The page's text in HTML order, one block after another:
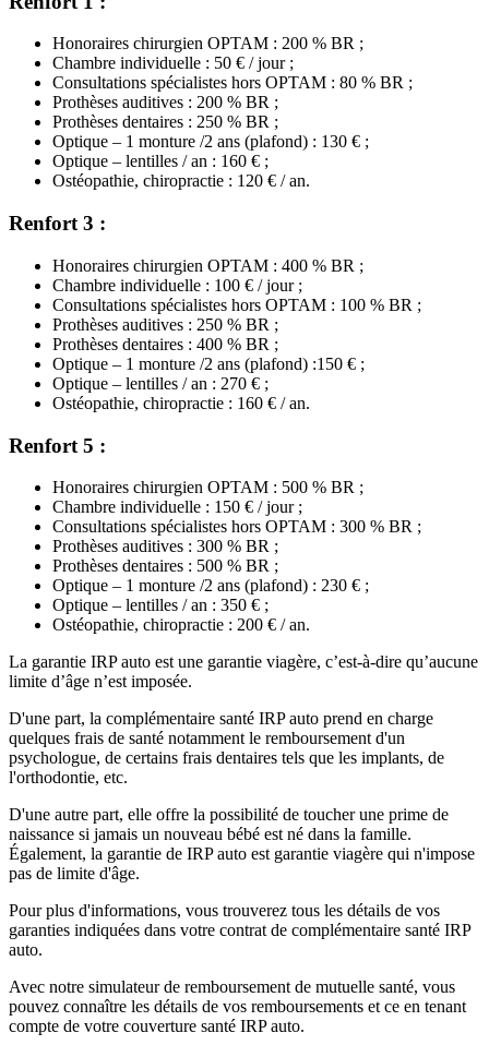
Honoraires chirurgien OPTAM : 200 % BR ;
Chambre individuelle : 50 € / jour ;
Consultations spécialistes hors OPTAM : 80 % BR ;
Prothèses auditives : 200 % BR ;
Prothèses dentaires : 250 % BR ;
Optique – 1 monture /2 ans (plafond) : 130 € ;
Optique – lentilles / an : 160 € ;
Ostéopathie, chiropractie : 120 € / an.
Renfort 3 :
Honoraires chirurgien OPTAM : 400 % BR ;
Chambre individuelle : 100 € / jour ;
Consultations spécialistes hors OPTAM : 100 % BR ;
Prothèses auditives : 250 % BR ;
Prothèses dentaires : 400 % BR ;
Optique – 1 monture /2 ans (plafond) :150 € ;
Optique – lentilles / an : 270 € ;
Ostéopathie, chiropractie : 160 € / an.
Renfort 5 :
Honoraires chirurgien OPTAM : 500 % BR ;
Chambre individuelle : 150 € / jour ;
Consultations spécialistes hors OPTAM : 300 % BR ;
Prothèses auditives : 300 % BR ;
Prothèses dentaires : 500 % BR ;
Optique – 1 monture /2 ans (plafond) : 230 € ;
Optique – lentilles / an : 350 € ;
Ostéopathie, chiropractie : 200 € / an.
La garantie IRP auto est une garantie viagère, c’est-à-dire qu’aucune
limite d’âge n’est imposée.
D'une part, la complémentaire santé IRP auto prend en charge
quelques frais de santé notamment le remboursement d'un
psychologue, de certains frais dentaires tels que les implants, de
l'orthodontie, etc.
D'une autre part, elle offre la possibilité de toucher une prime de
naissance si jamais un nouveau bébé est né dans la famille.
Également, la garantie de IRP auto est garantie viagère qui n'impose
pas de limite d'âge.
Pour plus d'informations, vous trouverez tous les détails de vos
garanties indiquées dans votre contrat de complémentaire santé IRP
auto.
Avec notre simulateur de remboursement de mutuelle santé, vous
pouvez connaître les détails de vos remboursements et ce en tenant
compte de votre couverture santé IRP auto.